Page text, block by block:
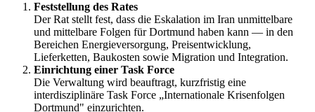
Feststellung des Rates
Der Rat stellt fest, dass die Eskalation im Iran unmittelbare
und mittelbare Folgen für Dortmund haben kann — in den
Bereichen Energieversorgung, Preisentwicklung,
Lieferketten, Baukosten sowie Migration und Integration.
Einrichtung einer Task Force
Die Verwaltung wird beauftragt, kurzfristig eine
interdisziplinäre Task Force „Internationale Krisenfolgen
Dortmund" einzurichten.